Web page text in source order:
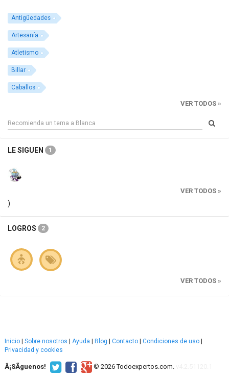
Antigüedades
Artesanía
Atletismo
Billar
Caballos
VER TODOS »
LE SIGUEN 1
VER TODOS »
)
LOGROS 2
VER TODOS »
Inicio | Sobre nosotros | Ayuda | Blog | Contacto | Condiciones de uso |
Privacidad y cookies
Â¡SÃ­guenos! © 2026 Todoexpertos.com.